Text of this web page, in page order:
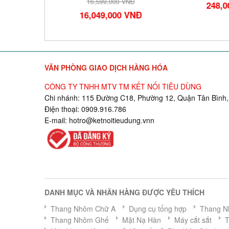
16,049,000 VNĐ
VĂN PHÒNG GIAO DỊCH HÀNG HÓA
CÔNG TY TNHH MTV TM KẾT NỐI TIÊU DÙNG
Chi nhánh: 115 Đường C18, Phường 12, Quận Tân
Điện thoại: 0909.916.786
E-mail: hotro@ketnoitieudung.vnn
DANH MỤC VÀ NHÃN HÀNG ĐƯỢC YÊU THÍCH
Thang Nhôm Chữ A
Dụng cụ tổng hợp
Thang
Thang Nhôm Ghế
Mặt Nạ Hàn Máy cắt sắt